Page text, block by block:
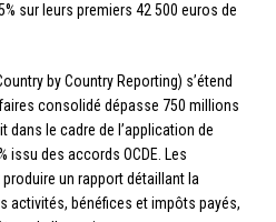
sur leurs premiers 42 500 euros de
by Country Reporting) s’étend
consolidé dépasse 750 millions
dans le cadre de l’application de
issu des accords OCDE. Les
un rapport détaillant la
activités, bénéfices et impôts payés,